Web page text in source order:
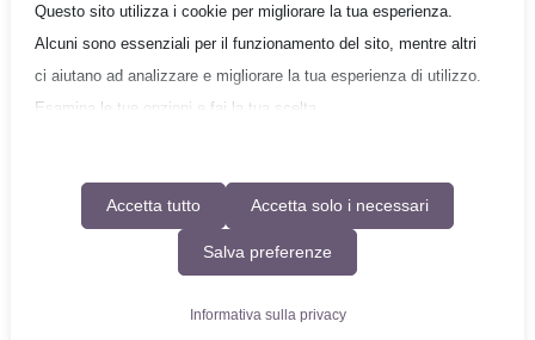
Gruppo Quantum
Copyright © 2026 Gruppo Quantum - Tutti i diritti
Designed byEM3DESIGN
Questo sito utilizza i cookie per migliorare la tua esperienza.
Alcuni sono essenziali per il funzionamento del sito, mentre altri
ci aiutano ad analizzare e migliorare la tua esperienza di utilizzo.
Esamina le tue opzioni e fai la tua scelta.
un genitore o tutore per tutti i cookie non essenziali.
La tua privacy è importante per noi. Puoi regolare le impostazioni
Accetta tutto Accetta solo i necessari
Salva preferenze
Informativa sulla privacy